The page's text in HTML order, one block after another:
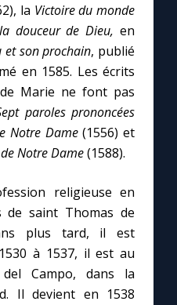
la Victoire du monde
douceur de Dieu, en
et son prochain, publié
en 1585. Les écrits
Marie ne font pas
paroles prononcées
Notre Dame(1556) et
Notre Dame(1588).
religieuse en
de saint Thomas de
plus tard, il est
à 1537, il est au
Campo, dans la
Il devient en 1538